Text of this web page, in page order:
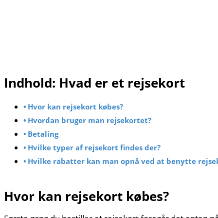
Indhold: Hvad er et rejsekort
Hvor kan rejsekort købes?
Hvordan bruger man rejsekortet?
Betaling
Hvilke typer af rejsekort findes der?
Hvilke rabatter kan man opnå ved at benytte
Hvor kan rejsekort købes?